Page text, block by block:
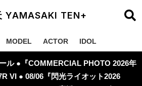
YAMASAKI TEN+
MODEL ACTOR IDOL
ル ●『COMMERCIAL PHOTO 2026年
VI ● 08/06『閃光ライオット2026